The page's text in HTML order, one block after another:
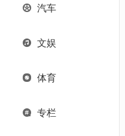
汽车
文娱
体育
专栏